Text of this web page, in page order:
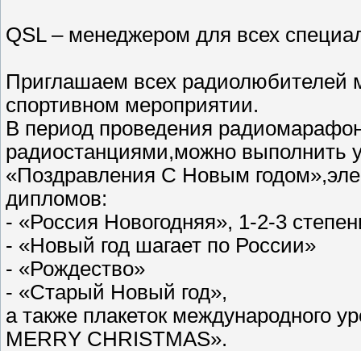
QSL – менеджером для всех
Приглашаем всех радиолюбителей
спортивном мероприятии.
В период проведения
радиостанциями,можно выполнить
«Поздравления С Новым
дипломов:
- «Россия Новогодняя», 1-2-3
- «Новый год шагает по России»
- «Рождество»
- «Старый Новый год»,
а также плакеток международного
MERRY CHRISTMAS».